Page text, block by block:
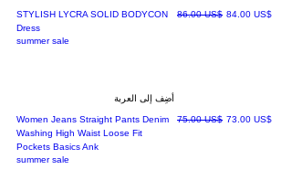
STYLISH LYCRA SOLID BODYCON
Dress
سعر عادي
‏86.00 US$ سعر البيع‏84.00 US$
summer sale
أضِف إلى العربة
Women Jeans Straight Pants Denim
Washing High Waist Loose Fit
Pockets Basics Ank
سعر عادي
‏75.00 US$ سعر البيع‏73.00 US$
summer sale